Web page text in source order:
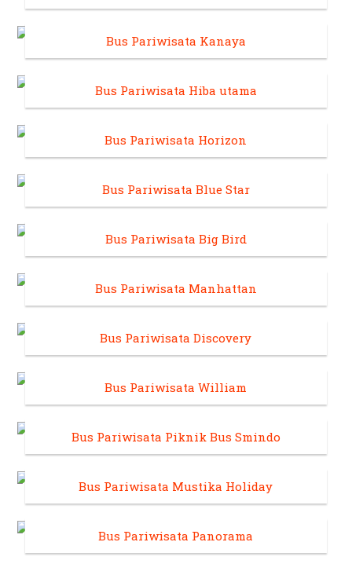
Bus Pariwisata Kanaya
Bus Pariwisata Hiba utama
Bus Pariwisata Horizon
Bus Pariwisata Blue Star
Bus Pariwisata Big Bird
Bus Pariwisata Manhattan
Bus Pariwisata Discovery
Bus Pariwisata William
Bus Pariwisata Piknik Bus Smindo
Bus Pariwisata Mustika Holiday
Bus Pariwisata Panorama